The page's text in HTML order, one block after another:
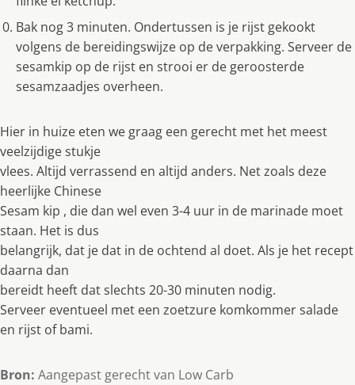
Bak nog 3 minuten. Ondertussen is je rĳst gekookt
volgens de bereidingswĳze op de verpakking. Serveer de
sesamkip op de rĳst en strooi er de geroosterde
sesamzaadjes overheen.
Hier in huize eten we graag een gerecht met het meest
veelzĳdige stukje
vlees. Altĳd verrassend en altĳd anders. Net zoals deze
heerlĳke Chinese
Sesam kip , die dan wel even 3-4 uur in de marinade moet
staan. Het is dus
belangrĳk, dat je dat in de ochtend al doet. Als je het recept
daarna dan
bereidt heeft dat slechts 20-30 minuten nodig.
Serveer eventueel met een zoetzure komkommer salade
en rĳst of bami.
Bron: Aangepast gerecht van Low Carb